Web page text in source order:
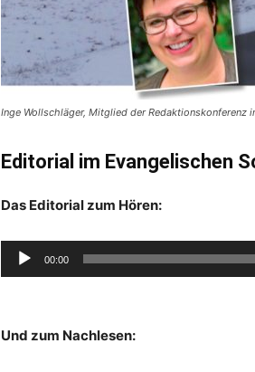
Inge Wollschläger, Mitglied der Redaktionskonferenz
Editorial im Evangelischen
Das Editorial zum Hören:
Audio-
Player
00:00
Und zum Nachlesen: